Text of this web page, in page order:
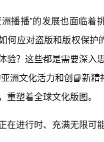
洲播播”的发展也面临
何应对盗版和版权保
验？这些都是需要深入
洲文化活力和创📘新
重塑着全球文化版图。
在进行时、充满无限可